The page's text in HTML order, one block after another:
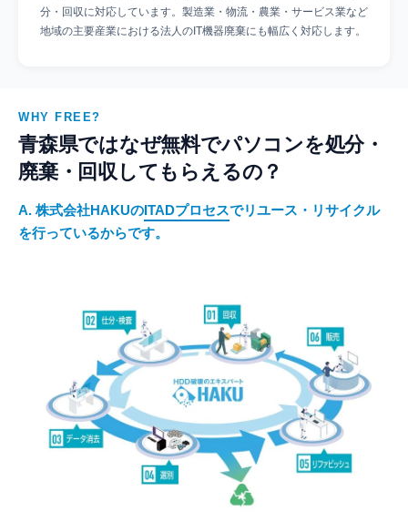
分・回収に対応しています。製造業・物流・農業・サービス業など
地域の主要産業における法人のIT機器廃棄にも幅広く対応します。
WHY FREE?
青森県ではなぜ無料でパソコンを処分・
廃棄・回収してもらえるの？
A. 株式会社HAKUのITADプロセスでリユース・リサイクル
を行っているからです。